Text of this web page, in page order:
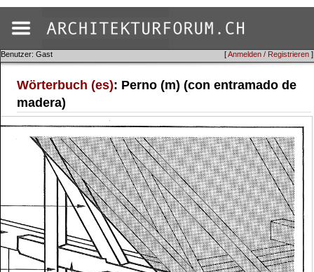
[Anmelden / Registrieren ]
Benutzer: Gast
Wörterbuch (es): Perno (m) (con entramado de
madera)